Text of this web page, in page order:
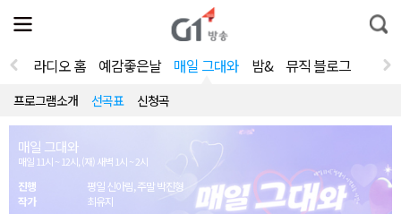
전
체
뉴
열
통
합
라디오 홈 예감좋은날 매일 그대와 밤& 뮤직 블로그
프로그램소개 선곡표 신청곡
매일 그대와
매일 11시 ~ 12시, (재) 새벽 1시 ~ 2시
진행
평일 신아림, 주말 박진형
작가
최유지